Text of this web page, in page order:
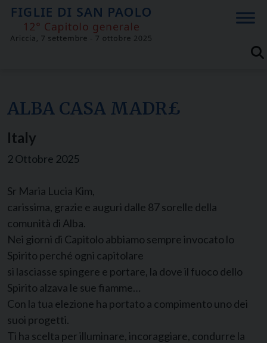
Skip
content
ALBA CASA MADR£
Italy
2 Ottobre 2025
Sr Maria Lucia Kim,
carissima, grazie e auguri dalle 87 sorelle della
comunità di Alba.
Nei giorni di Capitolo abbiamo sempre invocato lo
Spirito perché ogni capitolare
si lasciasse spingere e portare, la dove il fuoco dello
Spirito alzava le sue fiamme…
Con la tua elezione ha portato a compimento uno dei
suoi progetti.
Ti ha scelta per illuminare, incoraggiare, condurre la